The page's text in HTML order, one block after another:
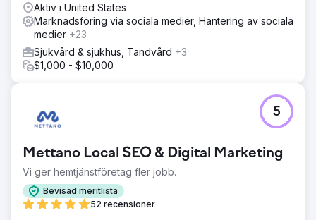
Aktiv i United States
Marknadsföring via sociala medier, Hantering av sociala
medier +23
Sjukvård & sjukhus, Tandvård +3
$1,000 - $10,000
Mettano Local SEO & Digital Marketing
Vi ger hemtjänstföretag fler jobb.
Bevisad meritlista
52 recensioner
5